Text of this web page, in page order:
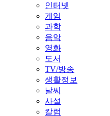
인터넷
게임
과학
음악
영화
도서
TV/방송
생활정보
날씨
사설
칼럼